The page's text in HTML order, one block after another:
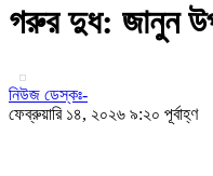
গরুর দুধ: জানুন
নিউজ ডেস্কঃ-
ফেব্রুয়ারি ১৪, ২০২৬ ৯:২০ পূর্বাহ্ণ